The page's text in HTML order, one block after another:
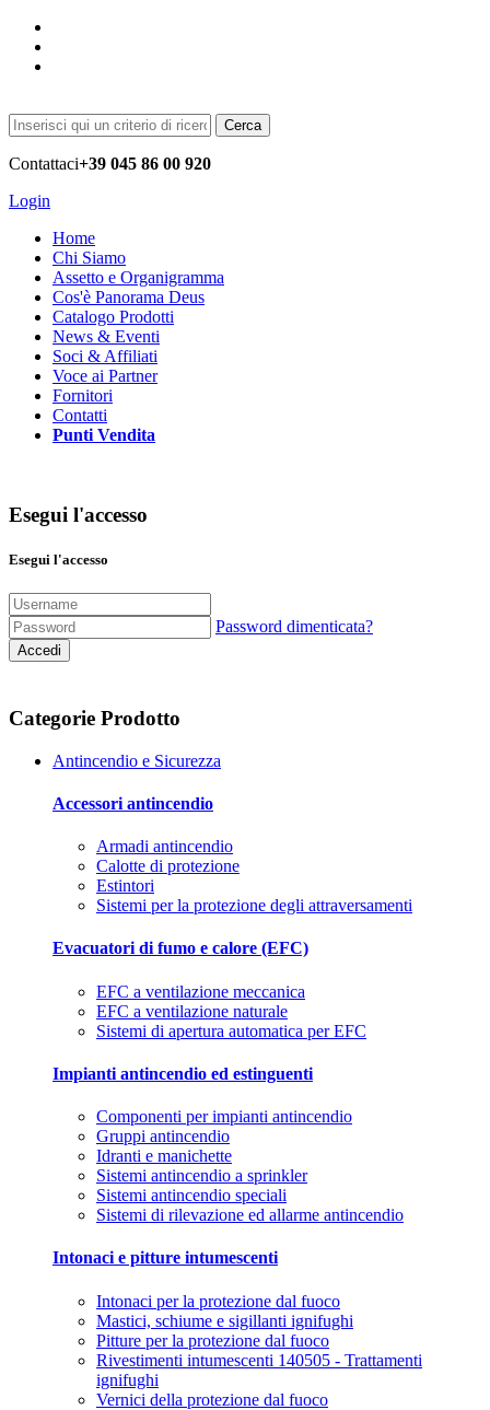
Cerca
Contattaci+39 045 86 00 920
Login
Home
Chi Siamo
Assetto e Organigramma
Cos'è Panorama Deus
Catalogo Prodotti
News & Eventi
Soci & Affiliati
Voce ai Partner
Fornitori
Contatti
Punti Vendita
Esegui l'accesso
Esegui l'accesso
Password dimenticata?
Accedi
Categorie Prodotto
Antincendio e Sicurezza
Accessori antincendio
Armadi antincendio
Calotte di protezione
Estintori
Sistemi per la protezione degli attraversamenti
Evacuatori di fumo e calore (EFC)
EFC a ventilazione meccanica
EFC a ventilazione naturale
Sistemi di apertura automatica per EFC
Impianti antincendio ed estinguenti
Componenti per impianti antincendio
Gruppi antincendio
Idranti e manichette
Sistemi antincendio a sprinkler
Sistemi antincendio speciali
Sistemi di rilevazione ed allarme antincendio
Intonaci e pitture intumescenti
Intonaci per la protezione dal fuoco
Mastici, schiume e sigillanti ignifughi
Pitture per la protezione dal fuoco
Rivestimenti intumescenti 140505 - Trattamenti
ignifughi
Vernici della protezione dal fuoco